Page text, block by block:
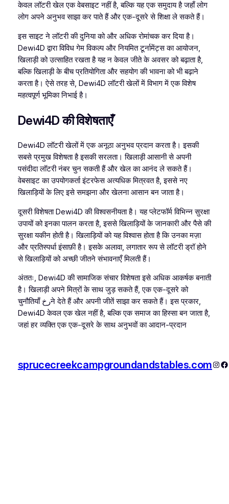
केवल लॉटरी खेल एक वेबसाइट नहीं है, बल्कि यह एक समुदाय है जहाँ लोग
लोग अपने अनुभव साझा कर पाते हैं और एक-दूसरे से शिक्षा ले सकते हैं।
इस साइट ने लॉटरी की दुनिया को और अधिक रोमांचक कर दिया है।
Dewi4D द्वारा विविध गेम विकल्प और नियमित टूर्नामेंट्स का आयोजन,
खिलाड़ी को उत्साहित रखता है यह न केवल जीते के अवसर को बढ़ाता है,
बल्कि खिलाड़ी के बीच प्रतियोगिता और सहयोग की भावना को भी बढ़ाने
करता है। ऐसे तरह से, Dewi4D लॉटरी खेलों में विभाग में एक विशेष
महत्वपूर्ण भूमिका निभाई है।
Dewi4D की विशेषताएँ
Dewi4D लॉटरी खेलों में एक अनूठा अनुभव प्रदान करता है। इसकी
सबसे प्रमुख विशेषता है इसकी सरलता। खिलाड़ी आसानी से अपनी
पसंदीदा लॉटरी नंबर चुन सकती हैं और खेल का आनंद ले सकते हैं।
वेबसाइट का उपयोगकर्ता इंटरफेस अत्यधिक मित्रवत है, इससे नए
खिलाड़ियों के लिए इसे समझना और खेलना आसान बन जाता है।
दूसरी विशेषता Dewi4D की विश्वसनीयता है। यह प्लेटफॉर्म विभिन्न सुरक्षा
उपायों को इनका पालन करता है, इससे खिलाड़ियों के जानकारी और पैसे की
सुरक्षा यकीन होती है। खिलाड़ियों को यह विश्वास होता है कि उनका मज़ा
और प्रतिस्पर्धा इंसाफ़ी है। इसके अलावा, लगातार रूप से लॉटरी ड्रॉ होने
से खिलाड़ियों को अच्छी जीतने संभावनाएँ मिलती हैं।
अंततः, Dewi4D की सामाजिक संचार विशेषता इसे अधिक आकर्षक बनाती
है। खिलाड़ी अपने मित्रों के साथ जुड़ सकते हैं, एक एक-दूसरे को
चुनौतियाँ رخने देते हैं और अपनी जीतें साझा कर सकते हैं। इस प्रकार,
Dewi4D केवल एक खेल नहीं है, बल्कि एक समाज का हिस्सा बन जाता है,
जहां हर व्यक्ति एक एक-दूसरे के साथ अनुभवों का आदान-प्रदान
sprucecreekcampgroundandstables.com